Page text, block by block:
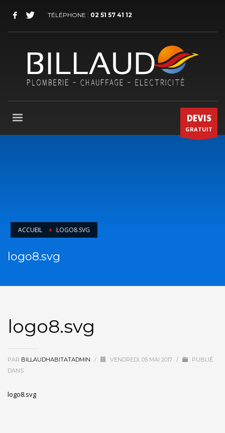
TÉLÉPHONE : 02 51 57 41 12
DEVIS
GRATUIT
ACCUEIL LOGO8.SVG
logo8.svg
logo8.svg
PAR BILLAUDHABITATADMIN / VENDREDI, 05 MAI 2017 /
PUBLIÉ
DANS
logo8.svg